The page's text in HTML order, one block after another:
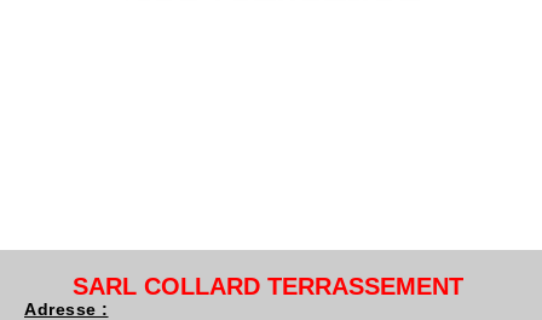
SARL COLLARD TERRASSEMENT
Adresse :